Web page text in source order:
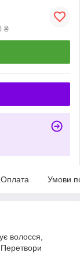
₴
Оплата Умови
волосся,